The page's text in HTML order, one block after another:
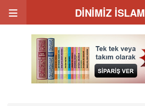
DİNİMİZ İSLAM